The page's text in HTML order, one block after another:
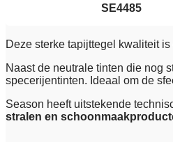
SE4485
Deze sterke tapijttegel kwaliteit
Naast de neutrale tinten die nog
specerijentinten. Ideaal om de
Season heeft uitstekende
stralen en